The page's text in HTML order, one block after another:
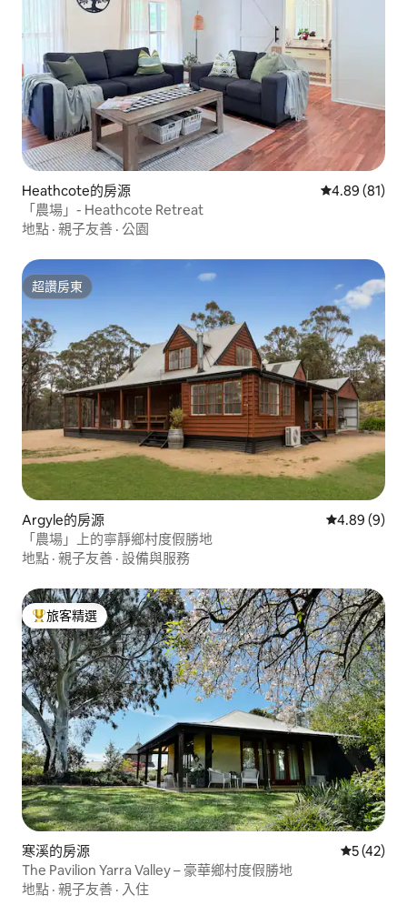
Heathcote的房源 從 81 則評價
4.89 (81)
「農場」- Heathcote Retreat
地點 · 親子友善 · 公園
超讚房東
超讚房東
Argyle的房源 從 9 則評價
4.89 (9)
「農場」上的寧靜鄉村度假勝地
地點 · 親子友善 · 設備與服務
旅客精選榜首
旅客精選
寒溪的房源 從 42 則評
5 (42)
The Pavilion Yarra Valley – 豪華鄉村度假勝地
地點 · 親子友善 · 入住